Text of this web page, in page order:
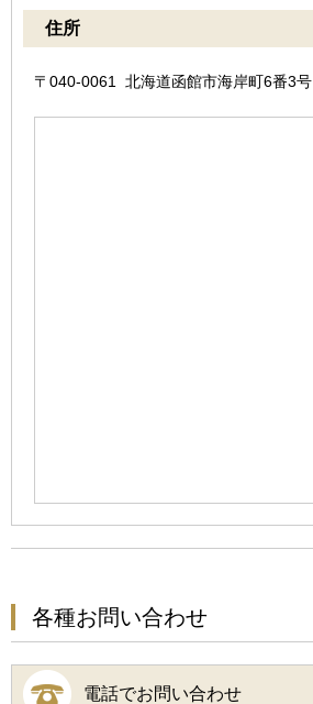
住所
〒040-0061 北海道函館市海岸町6番3号
各種お問い合わせ
電話でお問い合わせ